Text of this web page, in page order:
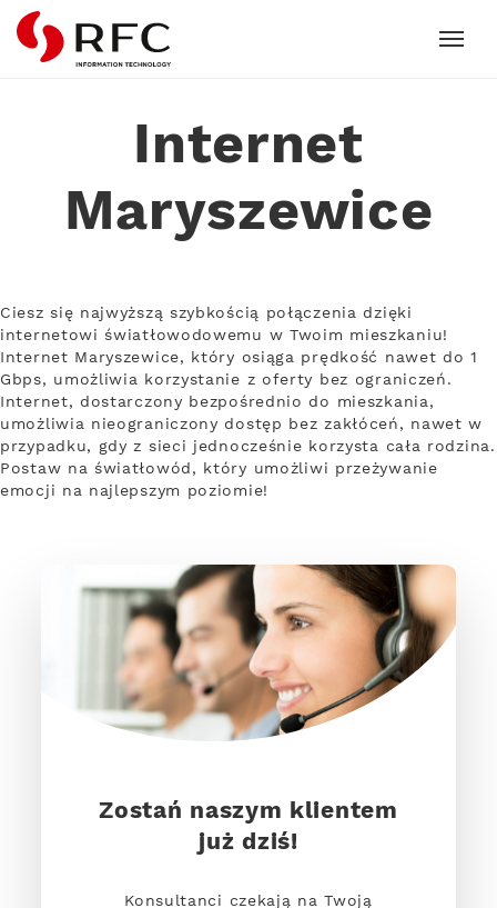
RFC
Internet
Maryszewice
Ciesz się najwyższą szybkością połączenia dzięki
internetowi światłowodowemu w Twoim mieszkaniu!
Internet Maryszewice, który osiąga prędkość nawet do 1
Gbps, umożliwia korzystanie z oferty bez ograniczeń.
Internet, dostarczony bezpośrednio do mieszkania,
umożliwia nieograniczony dostęp bez zakłóceń, nawet w
przypadku, gdy z sieci jednocześnie korzysta cała rodzina.
Postaw na światłowód, który umożliwi przeżywanie
emocji na najlepszym poziomie!
Zostań naszym klientem
już dziś!
Konsultanci czekają na Twoją